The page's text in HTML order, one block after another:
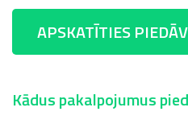
APSKATĪTIES
Kādus pakalpojumus